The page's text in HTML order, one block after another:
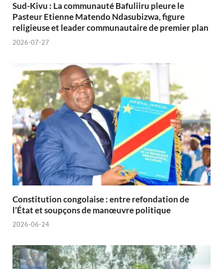
Sud-Kivu : La communauté Bafuliiru pleure le
Pasteur Etienne Matendo Ndasubizwa, figure
religieuse et leader communautaire de premier plan
2026-07-27
Constitution congolaise : entre refondation de
l’État et soupçons de manœuvre politique
2026-06-24